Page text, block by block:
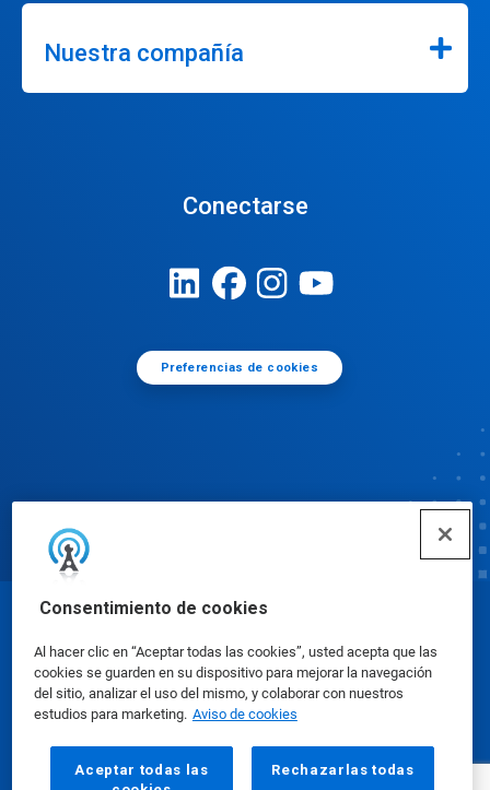
Consentimiento de cookies
Al hacer clic en “Aceptar todas las cookies”, usted acepta que las
cookies se guarden en su dispositivo para mejorar la navegación
del sitio, analizar el uso del mismo, y colaborar con nuestros
estudios para marketing. Aviso de cookies
Aceptar todas las
Rechazarlas todas
Nuestra compañía
Conectarse
Preferencias de cookies
Hojas de datos sobre seguridad|Política de
privacidad|Términos de uso